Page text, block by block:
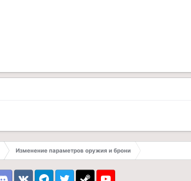
Изменение параметров оружия и брони